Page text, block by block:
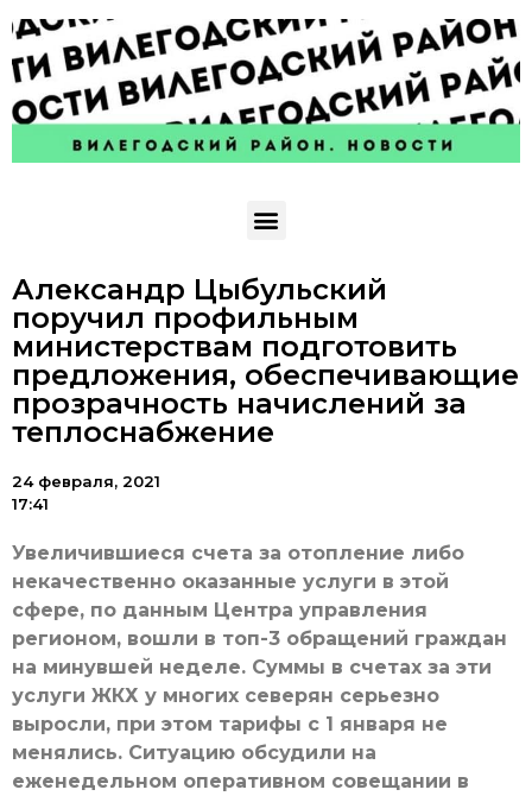
Александр Цыбульский
поручил профильным
министерствам подготовить
предложения, обеспечивающие
прозрачность начислений за
теплоснабжение
24 февраля, 2021
17:41
Увеличившиеся счета за отопление либо
некачественно оказанные услуги в этой
сфере, по данным Центра управления
регионом, вошли в топ-3 обращений граждан
на минувшей неделе. Суммы в счетах за эти
услуги ЖКХ у многих северян серьезно
выросли, при этом тарифы с 1 января не
менялись. Ситуацию обсудили на
еженедельном оперативном совещании в